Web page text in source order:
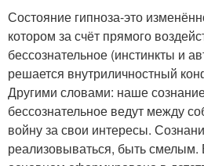
Состояние гипноза-это
котором за счёт прямого
бессознательное (инстинкты и
решается внутриличностный
Другими словами: наше
бессознательное ведут между
войну за свои интересы.
реализовываться, быть смелым.